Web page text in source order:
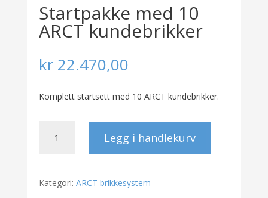
Startpakke med 10
ARCT kundebrikker
kr22.470,00
Komplett startsett med 10 ARCT kundebrikker.
kundebrikker
Legg i handlekurv
Kategori: ARCT brikkesystem